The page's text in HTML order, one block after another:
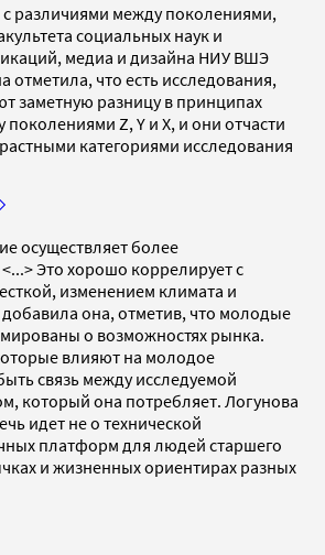
с различиями между поколениями,
социальных наук и
медиа и дизайна НИУ ВШЭ
отметила, что есть исследования,
заметную разницу в принципах
Z, Y и X, и они отчасти
категориями исследования
осуществляет более
Это хорошо коррелирует с
изменением климата и
она, отметив, что молодые
о возможностях рынка.
влияют на молодое
связь между исследуемой
который она потребляет. Логунова
идет не о технической
платформ для людей старшего
и жизненных ориентирах разных